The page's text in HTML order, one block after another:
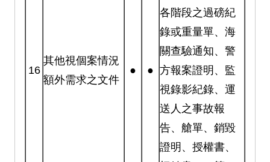
16
其他視個案情況
額外需求之文件
● ●
各階段之過磅紀
錄或重量單、海
關查驗通知、警
方報案證明、監
視錄影紀錄、運
送人之事故報
告、艙單、銷毀
證明、授權書、